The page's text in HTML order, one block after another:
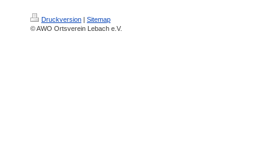
Druckversion | Sitemap
© AWO Ortsverein Lebach e.V.